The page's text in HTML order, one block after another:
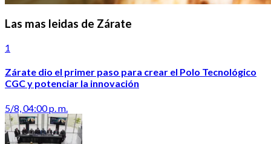
Las mas leidas de Zárate
1
Zárate dio el primer paso para crear el Polo Tecnológico
CGC y potenciar la innovación
5/8, 04:00 p. m.